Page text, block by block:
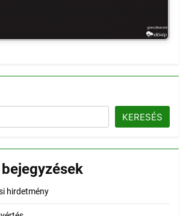
KERESÉS
hirdetmény